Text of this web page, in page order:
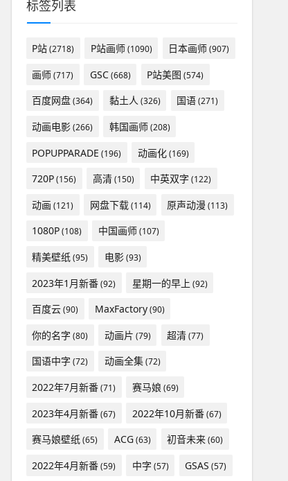
迅雷网盘
迅雷磁链
标签列表
P站(2718) P站画师(1090) 日本画师(907)
画师(717) GSC(668) P站美图 (574)
百度网盘(364) 黏土人(326) 国语(271)
动画电影(266) 韩国画师(208)
POPUPPARADE (196) 动画化(169)
720P(156) 高清(150) 中英双字 (122)
动画 (121) 网盘下载(114) 原声动漫 (113)
1080P(108) 中国画师(107)
精美壁纸(95) 电影(93)
2023年1月新番(92) 星期一的早上 (92)
百度云(90) MaxFactory(90)
你的名字 (80) 动画片 (79) 超清(77)
国语中字 (72) 动画全集(72)
2022年7月新番(71) 赛马娘 (69)
2023年4月新番(67) 2022年10月新番(67)
赛马娘壁纸(65) ACG(63) 初音未来(60)
2022年4月新番(59) 中字 (57) GSAS (57)